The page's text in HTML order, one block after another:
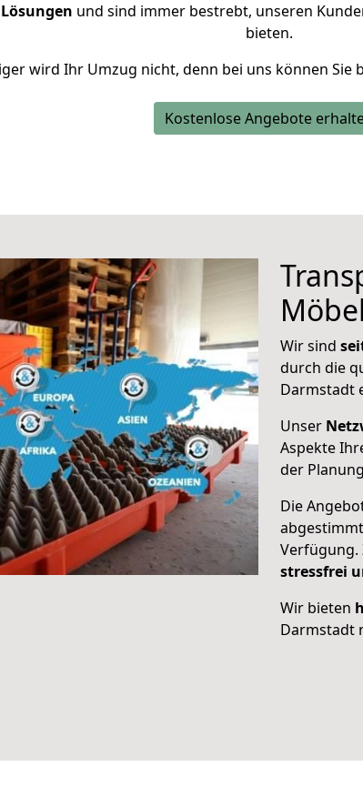
und sind immer bestrebt, unseren
bieten.
wird Ihr Umzug nicht, denn bei uns können Sie
Kostenlose Angebote
Wir sind
durch die
Darmstadt
Unser
Aspekte
der
Die
Verfügung.
stressfrei
Wir bieten
Darmstadt